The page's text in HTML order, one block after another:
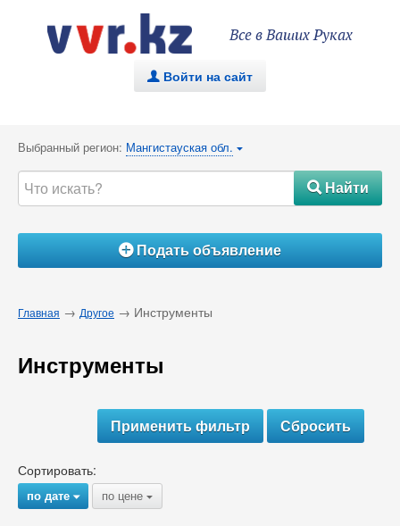
Все в Ваших Руках
. Войти на сайт
Выбранный регион: Мангистауская обл. {
#Найти
ÁПодать объявление
Главная → Другое → Инструменты
Инструменты
Сортировать:
по дате{ по цене {